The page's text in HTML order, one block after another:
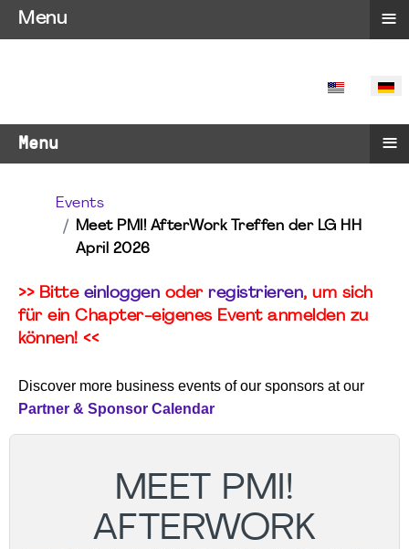
SPRACHE
Menu ≡
Events
Meet PMI! AfterWork Treffen der LG HH
April 2026
>> Bitte einloggen oder registrieren, um sich
für ein Chapter-eigenes Event anmelden zu
können! <<
Discover more business events of our sponsors at our
Partner & Sponsor Calendar
MEET PMI!
AFTERWORK
Menu ≡